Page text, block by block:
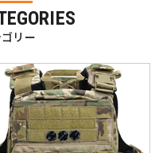
リー